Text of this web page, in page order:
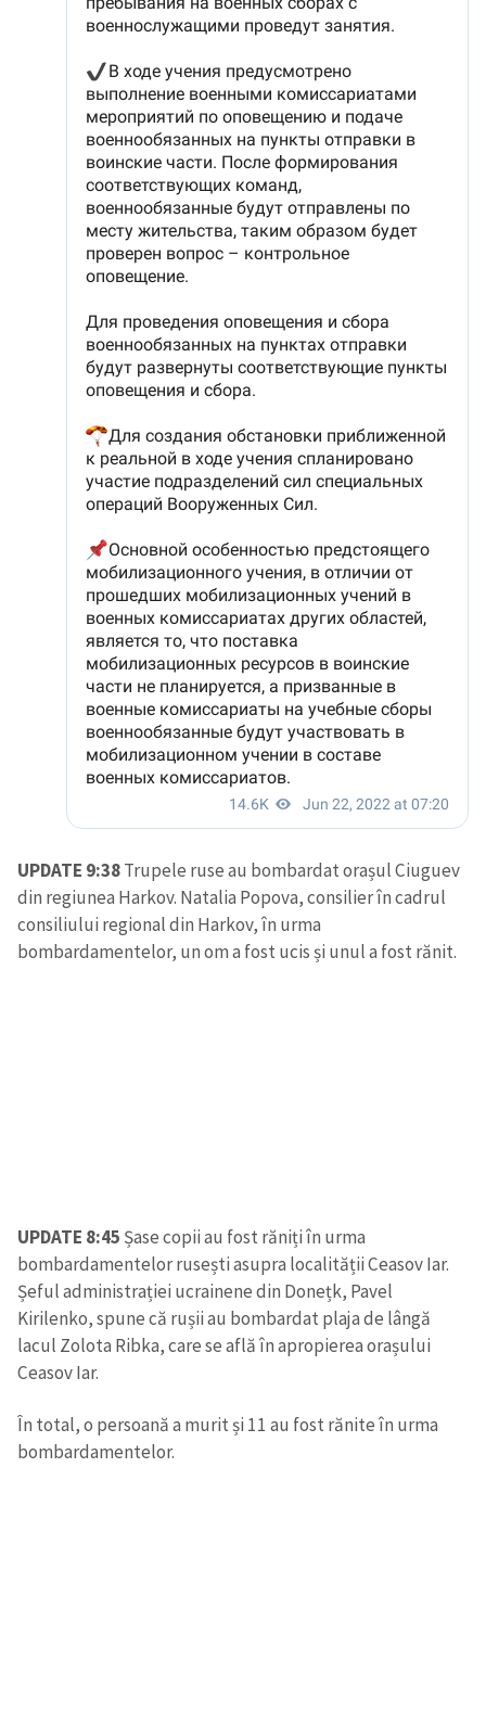
UPDATE 9:38Trupele ruse au bombardat orașul Ciuguev
din regiunea Harkov. Natalia Popova, consilier în cadrul
consiliului regional din Harkov, în urma
bombardamentelor, un om a fost ucis și unul a fost rănit.
UPDATE 8:45 Șase copii au fost răniți în urma
bombardamentelor rusești asupra localității Ceasov Iar.
Șeful administrației ucrainene din Donețk, Pavel
Kirilenko, spune că rușii au bombardat plaja de lângă
lacul Zolota Ribka, care se află în apropierea orașului
Ceasov Iar.
În total, o persoană a murit și 11 au fost rănite în urma
bombardamentelor.